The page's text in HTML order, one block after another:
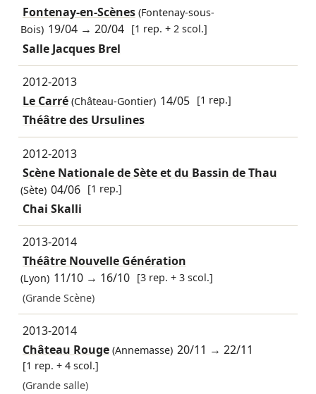
Fontenay-en-Scènes(Fontenay-sous-
Bois) 19/04 →20/04 [1 rep. + 2 scol.]
Salle Jacques Brel
2012-2013
Le Carré(Château-Gontier) 14/05 [1 rep.]
Théâtre des Ursulines
2012-2013
Scène Nationale de Sète et du Bassin de Thau
(Sète) 04/06 [1 rep.]
Chai Skalli
2013-2014
Théâtre Nouvelle Génération
(Lyon) 11/10 → 16/10 [3 rep. + 3 scol.]
(Grande Scène)
2013-2014
Château Rouge(Annemasse) 20/11 →22/11
[1 rep. + 4 scol.]
(Grande salle)